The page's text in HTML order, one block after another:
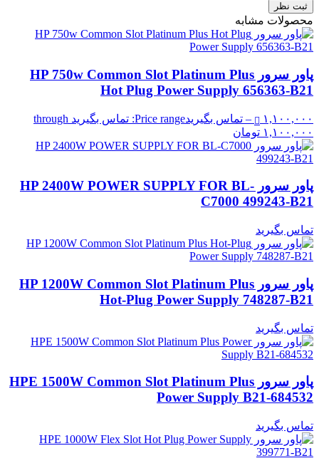
ثبت نظر
محصولات مشابه
پاور سرور HP 750w Common Slot Platinum Plus
Hot Plug Power Supply 656363-B21
۱,۱۰۰,۰۰۰ – تماس بگیرید
Price range: تماس بگیرید through
۱,۱۰۰,۰۰۰ تومان
پاور سرور HP 2400W POWER SUPPLY FOR BL-
C7000 499243-B21
تماس بگیرید
پاور سرور HP 1200W Common Slot Platinum Plus
Hot-Plug Power Supply 748287-B21
تماس بگیرید
پاور سرور HPE 1500W Common Slot Platinum Plus
Power Supply B21-684532
تماس بگیرید